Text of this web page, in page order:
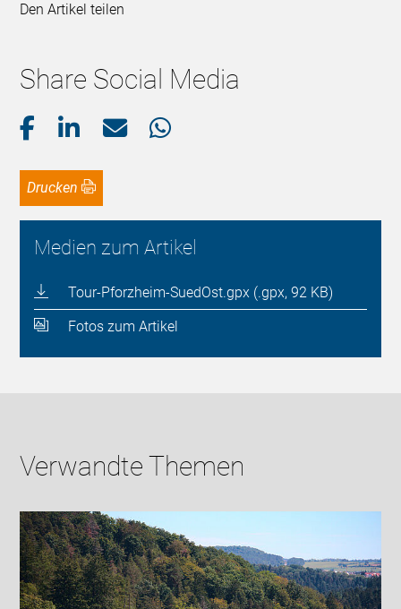
Den Artikel teilen
Share Social Media
Drucken
Medien zum Artikel
Tour-Pforzheim-SuedOst.gpx (.gpx, 92 KB)
Fotos zum Artikel
Verwandte Themen